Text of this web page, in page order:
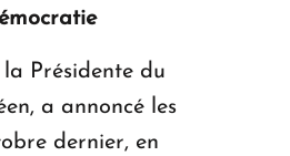
Présidente du
a annoncé les
dernier, en